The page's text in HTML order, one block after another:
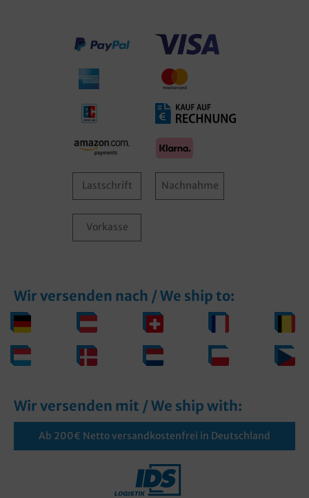
Lastschrift Nachnahme
Vorkasse
Wir versenden nach / We ship to:
Wir versenden mit / We ship with:
Ab 200€ Netto versandkostenfrei in Deutschland